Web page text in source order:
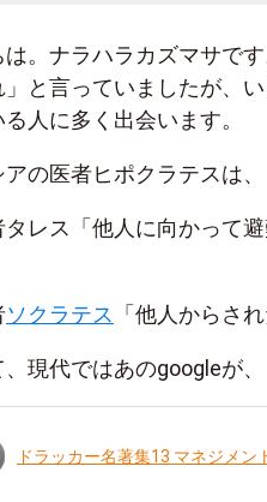
は。ナラハラカズマサで
」と言っていましたが、
人に多く出会います。
アの医者ヒポクラテスは
タレス「他人に向かって
ソクラテス 「他人からさ
現代ではあのgoogleが、
ドラッカー名著集13 マネジメ